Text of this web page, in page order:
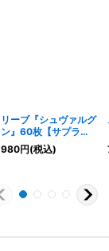
ーブ『シュヴァルグ
』60枚【サプラ
】{-}《-》
円(税込)